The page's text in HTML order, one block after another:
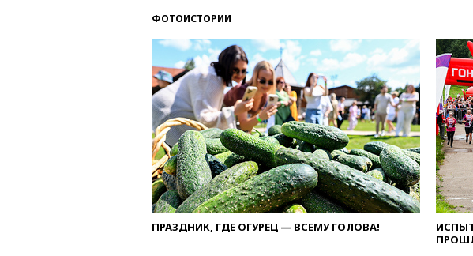
ФОТОИСТОРИИ
ПРАЗДНИК, ГДЕ ОГУРЕЦ — ВСЕМУ ГОЛОВА!